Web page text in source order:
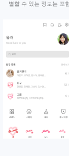
별할 수 있는 정보는 포